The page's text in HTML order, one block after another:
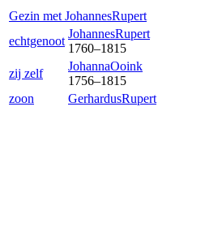
Gezin met JohannesRupert
echtgenoot
JohannesRupert
1760–1815
zij zelf
JohannaOoink
1756–1815
zoon
GerhardusRupert